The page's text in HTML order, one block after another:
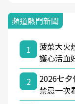
頻道熱門新聞
1
菠菜大火
護心活血
2
2026七
禁忌一次